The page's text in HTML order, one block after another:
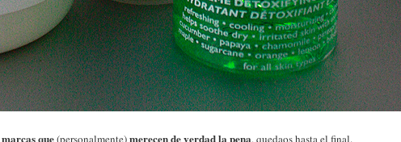
marcas que(personalmente)merecen de verdad la pena, quedaos hasta el final.